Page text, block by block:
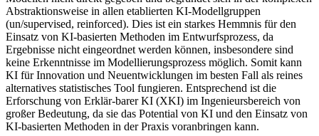
Abstraktionsweise in allen etablierten KI-Modellgruppen
(un/supervised, reinforced). Dies ist ein starkes Hemmnis für den
Einsatz von KI-basierten Methoden im Entwurfsprozess, da
Ergebnisse nicht eingeordnet werden können, insbesondere sind
keine Erkenntnisse im Modellierungsprozess möglich. Somit kann
KI für Innovation und Neuentwicklungen im besten Fall als reines
alternatives statistisches Tool fungieren. Entsprechend ist die
Erforschung von Erklär-barer KI (XKI) im Ingenieursbereich von
großer Bedeutung, da sie das Potential von KI und den Einsatz von
KI-basierten Methoden in der Praxis voranbringen kann.